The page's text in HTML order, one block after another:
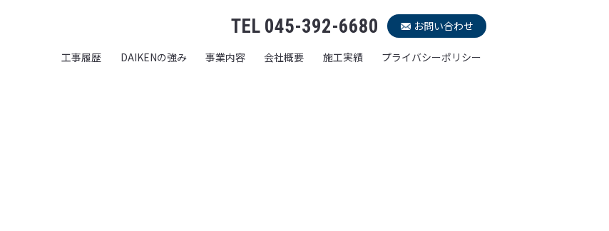
TEL 045-392-6680 お問い合わせ
工事履歴 DAIKENの強み 事業内容 会社概要 施工実績 プライバシーポリシー